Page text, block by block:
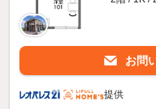
お問
提供